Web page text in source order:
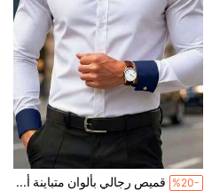
%20- قميص رجالي بألوان متباينة أحادي الصدر كاجوال متعدد الاستخدامات بأكمام طويلة للارتداء اليومي